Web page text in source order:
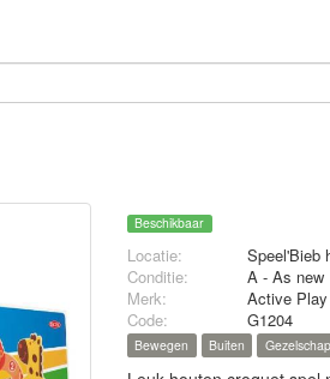
Beschikbaar
Locatie:
Speel'Bieb
Conditie:
A - As new
Merk:
Active Play
Code:
G1204
Bewegen Buiten